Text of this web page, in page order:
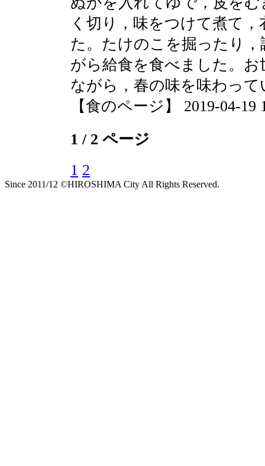
く切り，味をつけて煮て
た。たけのこを掘ったり
がら給食を食べました。
ながら，春の味を味わって
【食のページ】 2019-04-19
1 / 2 ページ
1 2
Since 2011/12 ©HIROSHIMA City All Rights Reserved.